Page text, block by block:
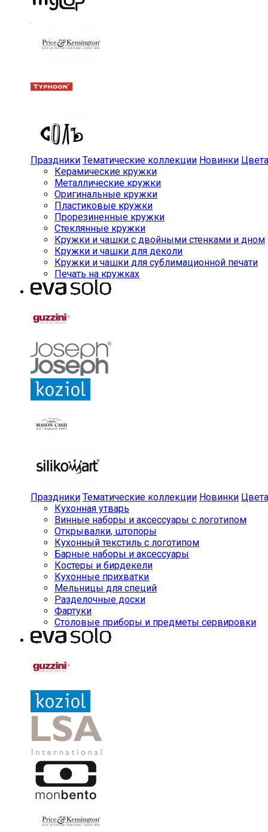
Праздники Тематические коллекции Новинки Цвета
Керамические кружки
Металлические кружки
Оригинальные кружки
Пластиковые кружки
Прорезиненные кружки
Стеклянные кружки
Кружки и чашки с двойными стенками и дном
Кружки и чашки для деколи
Кружки и чашки для сублимационной печати
Печать на кружках
Праздники Тематические коллекции Новинки Цвета
Кухонная утварь
Винные наборы и аксессуары с логотипом
Открывалки, штопоры
Кухонный текстиль с логотипом
Барные наборы и аксессуары
Костеры и бирдекели
Кухонные прихватки
Мельницы для специй
Разделочные доски
Фартуки
Столовые приборы и предметы сервировки